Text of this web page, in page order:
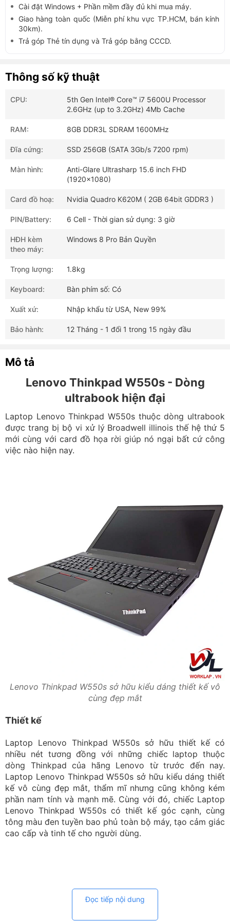
Cài đặt Windows + Phần mềm đầy đủ khi mua máy.
Giao hàng toàn quốc (Miễn phí khu vực TP.HCM, bán kính
30km).
Trả góp Thẻ tín dụng và Trả góp bằng CCCD.
Mô tả
Lenovo Thinkpad W550s - Dòng
ultrabook hiện đại
Laptop Lenovo Thinkpad W550s thuộc dòng ultrabook
được trang bị bộ vi xử lý Broadwell illinois thế hệ thứ 5
mới cùng với card đồ họa rời giúp nó ngại bất cứ công
việc nào hiện nay.
Lenovo Thinkpad W550s sở hữu kiểu dáng thiết kế vô
cùng đẹp mắt
Thiết kế
Laptop Lenovo Thinkpad W550s sở hữu thiết kế có
nhiều nét tương đồng với những chiếc laptop thuộc
dòng Thinkpad của hãng Lenovo từ trước đến nay.
Laptop Lenovo Thinkpad W550s sở hữu kiểu dáng thiết
kế vô cùng đẹp mắt, thẩm mĩ nhưng cũng không kém
phần nam tính và mạnh mẽ. Cùng với đó, chiếc Laptop
Lenovo Thinkpad W550s có thiết kế góc cạnh, cùng
tông màu đen tuyền bao phủ toàn bộ máy, tạo cảm giác
cao cấp và tinh tế cho người dùng.
Đọc tiếp nội dung
Thông số kỹ thuật
CPU:
5th Gen Intel® Core™ i7 5600U Processor
2.6GHz (up to 3.2GHz) 4Mb Cache
RAM: 8GB DDR3L SDRAM 1600MHz
Đĩa cứng: SSD 256GB (SATA 3Gb/s 7200 rpm)
Màn hình:
Anti-Glare Ultrasharp 15.6 inch FHD
(1920x1080)
Card đồ hoạ: Nvidia Quadro K620M ( 2GB 64bit GDDR3 )
PIN/Battery: 6 Cell - Thời gian sử dụng: 3 giờ
HĐH kèm
theo máy:
Windows 8 Pro Bản Quyền
Trọng lượng: 1.8kg
Keyboard: Bàn phím số: Có
Xuất xứ: Nhập khẩu từ USA, New 99%
Bảo hành: 12 Tháng - 1 đổi 1 trong 15 ngày đầu